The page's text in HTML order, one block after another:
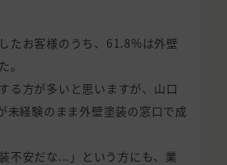
たお客様のうち、61.8%は外壁
。
る方が多いと思いますが、山口
未経験のまま外壁塗装の窓口で成
不安だな...」という方にも、業